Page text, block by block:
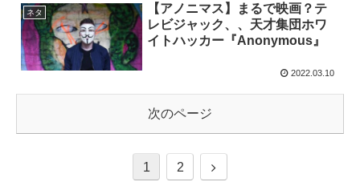
ネタ
【アノニマス】まるで映画？テ
レビジャック、、天才集団ホワ
イトハッカー『Anonymous』
2022.03.10
次のページ
1 2